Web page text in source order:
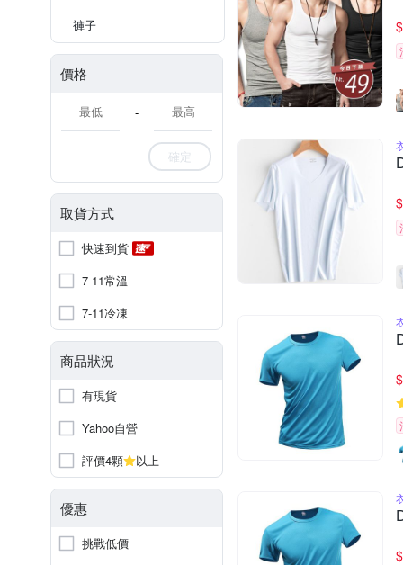
褲子
價格
-
確定
取貨方式
快速到貨
7-11常溫
7-11冷凍
商品狀況
有現貨
Yahoo自營
評價4顆
以上
優惠
挑戰低價
$
$
$
$